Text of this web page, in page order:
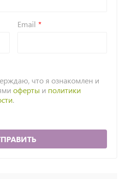
Email
что я ознакомлен и
оферты и политики
.